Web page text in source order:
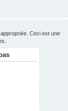
Ceci est une